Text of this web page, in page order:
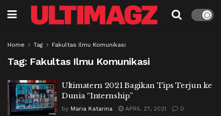
Home Tag Fakultas Ilmu Komunikasi
Tag: Fakultas Ilmu Komunikasi
Ultimatern 2021 Bagikan Tips Terjun ke
Dunia “Internship”
by Maria Katarina APRIL 27, 2021 0